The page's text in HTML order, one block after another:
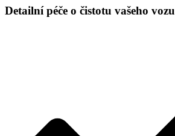
Detailní péče o čistotu vašeho vozu